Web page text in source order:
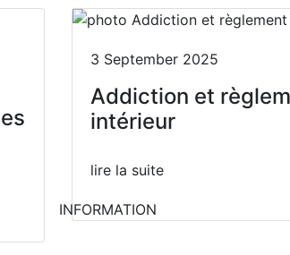
3 September 2025
Addiction et
intérieur
lire la suite
INFORMATION